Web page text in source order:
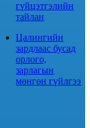
гүйцэтгэлийн
тайлан
Цалингийн
зардлаас бусад
орлого,
зарлагын
мөнгөн гүйлгээ